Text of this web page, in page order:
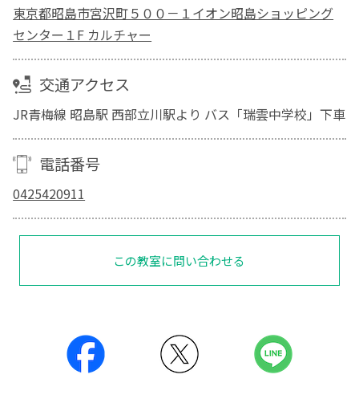
東京都昭島市宮沢町５００－１イオン昭島ショッピング
センター１F カルチャー
交通アクセス
JR青梅線 昭島駅 西部立川駅より バス「瑞雲中学校」下車
電話番号
0425420911
この教室に問い合わせる